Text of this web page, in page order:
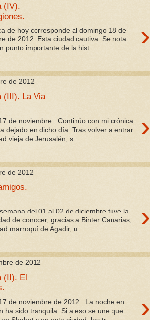
(IV).
›
de hoy corresponde al domingo 18 de
de 2012. Esta ciudad cautiva. Se nota
punto importante de la hist...
de 2012
(III). La Via
›
de noviembre . Continúo con mi crónica
dejado en dicho día. Tras volver a entrar
vieja de Jerusalén, s...
de 2012
›
del 01 al 02 de diciembre tuve la
de conocer, gracias a Binter Canarias,
marroquí de Agadir, u...
de 2012
(II). El
›
de noviembre de 2012 . La noche en
ha sido tranquila. Si a eso se une que